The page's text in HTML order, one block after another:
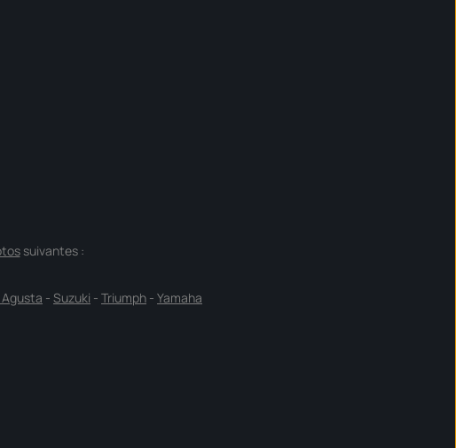
suivantes :
Agusta - Suzuki - Triumph - Yamaha